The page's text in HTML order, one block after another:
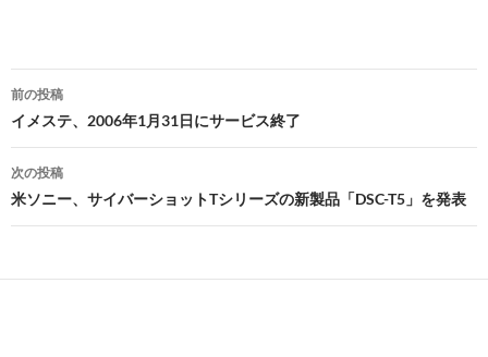
投
稿
ナ
ビ
ゲ
ー
前の投稿
イメステ、2006年1月31日にサービス終了
次の投稿
米ソニー、サイバーショットTシリーズの新製品「DSC-T5」を発表